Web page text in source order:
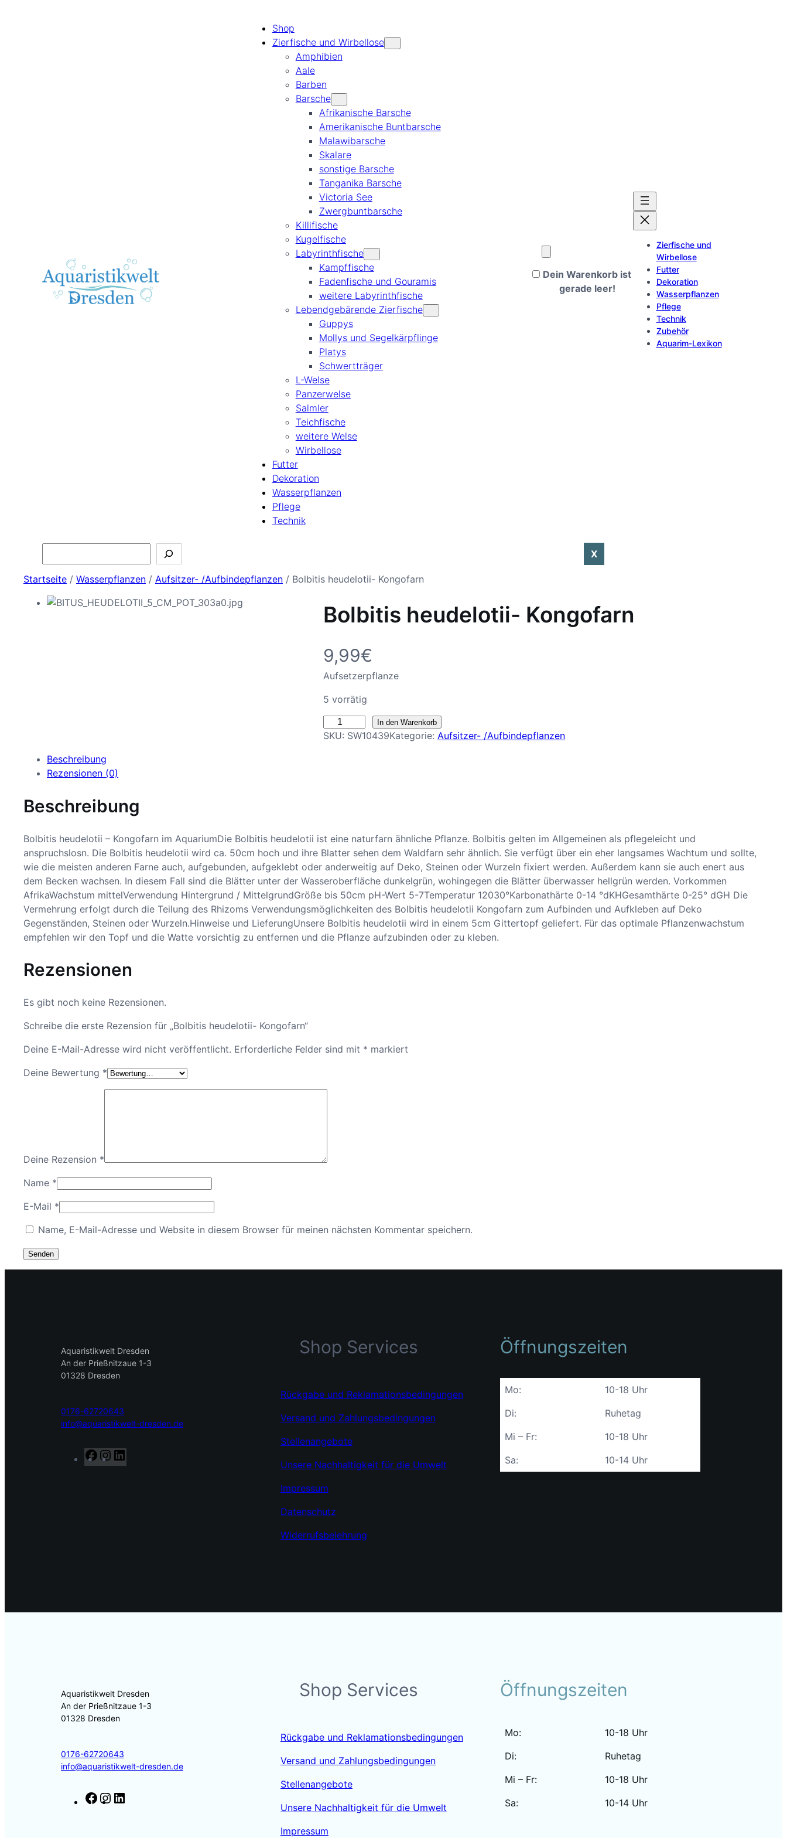
Shop
Zierfische und Wirbellose
Amphibien
Aale
Barben
Barsche
Afrikanische Barsche
Amerikanische Buntbarsche
Malawibarsche
Skalare
sonstige Barsche
Tanganika Barsche
Victoria See
Zwergbuntbarsche
Killifische
Kugelfische
Labyrinthfische
Kampffische
Fadenfische und Gouramis
weitere Labyrinthfische
Lebendgebärende Zierfische
Guppys
Mollys und Segelkärpflinge
Platys
Schwertträger
L-Welse
Panzerwelse
Salmler
Teichfische
weitere Welse
Wirbellose
Futter
Dekoration
Wasserpflanzen
Pflege
Technik
Dein Warenkorb ist
gerade leer!
Zierfische und
Wirbellose
Futter
Dekoration
Wasserpflanzen
Pflege
Technik
Zubehör
Aquarim-Lexikon
X
Startseite / Wasserpflanzen / Aufsitzer- /Aufbindepflanzen / Bolbitis heudelotii- Kongofarn
Bolbitis heudelotii- Kongofarn
9,99€
Aufsetzerpflanze
5 vorrätig
o
h
e
u
d
e
l
o
t
o
r
g
In den Warenkorb
SKU: SW10439Kategorie: Aufsitzer- /Aufbindepflanzen
Beschreibung
Rezensionen (0)
Beschreibung
Bolbitis heudelotii – Kongofarn im AquariumDie Bolbitis heudelotii ist eine naturfarn ähnliche Pflanze. Bolbitis gelten im Allgemeinen als pflegeleicht und
anspruchslosn. Die Bolbitis heudelotii wird ca. 50cm hoch und ihre Blatter sehen dem Waldfarn sehr ähnlich. Sie verfügt über ein eher langsames Wachtum und sollte,
wie die meisten anderen Farne auch, aufgebunden, aufgeklebt oder anderweitig auf Deko, Steinen oder Wurzeln fixiert werden. Außerdem kann sie auch enert aus
dem Becken wachsen. In diesem Fall sind die Blätter unter der Wasseroberfläche dunkelgrün, wohingegen die Blätter überwasser hellgrün werden. Vorkommen
AfrikaWachstum mittelVerwendung Hintergrund / MittelgrundGröße bis 50cm pH-Wert 5-7Temperatur 12030°Karbonathärte 0-14 °dKHGesamthärte 0-25° dGH Die
Vermehrung erfolgt durch die Teilung des Rhizoms Verwendungsmöglichkeiten des Bolbitis heudelotii Kongofarn zum Aufbinden und Aufkleben auf Deko
Gegenständen, Steinen oder Wurzeln.Hinweise und LieferungUnsere Bolbitis heudelotii wird in einem 5cm Gittertopf geliefert. Für das optimale Pflanzenwachstum
empfehlen wir den Topf und die Watte vorsichtig zu entfernen und die Pflanze aufzubinden oder zu kleben.
Rezensionen
Es gibt noch keine Rezensionen.
Schreibe die erste Rezension für „Bolbitis heudelotii- Kongofarn“
Deine E-Mail-Adresse wird nicht veröffentlicht. Erforderliche Felder sind mit * markiert
Deine Bewertung *
Deine Rezension *
Name *
E-Mail *
Name, E-Mail-Adresse und Website in diesem Browser für meinen nächsten Kommentar speichern.
Aquaristikwelt Dresden
An der Prießnitzaue 1-3
01328 Dresden
0176-62720643
info@aquaristikwelt-dresden.de
F
a
n
i
Shop Services
Rückgabe und Reklamationsbedingungen
Versand und Zahlungsbedingungen
Stellenangebote
Unsere Nachhaltigkeit für die Umwelt
Impressum
Datenschutz
Widerrufsbelehrung
Öffnungszeiten
Mo:
10-18 Uhr
Di:
Ruhetag
Mi – Fr:
10-18 Uhr
Sa:
10-14 Uhr
Aquaristikwelt Dresden
An der Prießnitzaue 1-3
01328 Dresden
0176-62720643
info@aquaristikwelt-dresden.de
F
Shop Services
Rückgabe und Reklamationsbedingungen
Versand und Zahlungsbedingungen
Stellenangebote
Unsere Nachhaltigkeit für die Umwelt
Impressum
Öffnungszeiten
Mo:
10-18 Uhr
Di:
Ruhetag
Mi – Fr:
10-18 Uhr
Sa:
10-14 Uhr